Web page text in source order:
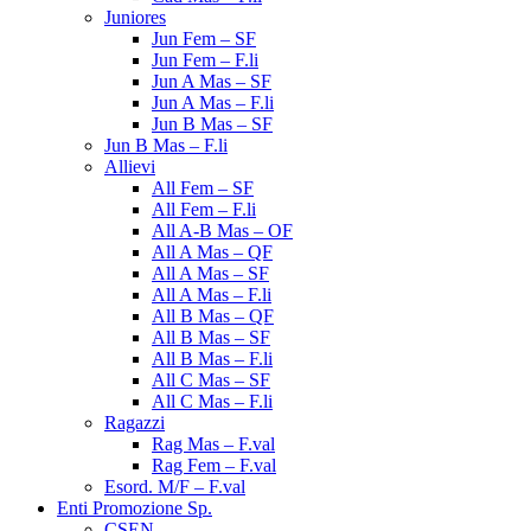
Juniores
Jun Fem – SF
Jun Fem – F.li
Jun A Mas – SF
Jun A Mas – F.li
Jun B Mas – SF
Jun B Mas – F.li
Allievi
All Fem – SF
All Fem – F.li
All A-B Mas – OF
All A Mas – QF
All A Mas – SF
All A Mas – F.li
All B Mas – QF
All B Mas – SF
All B Mas – F.li
All C Mas – SF
All C Mas – F.li
Ragazzi
Rag Mas – F.val
Rag Fem – F.val
Esord. M/F – F.val
Enti Promozione Sp.